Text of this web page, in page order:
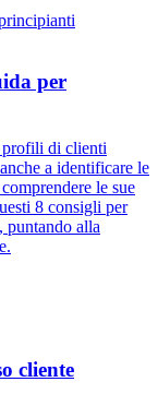
per
profili di clienti
a identificare le
le sue
8 consigli per
puntando alla
cliente